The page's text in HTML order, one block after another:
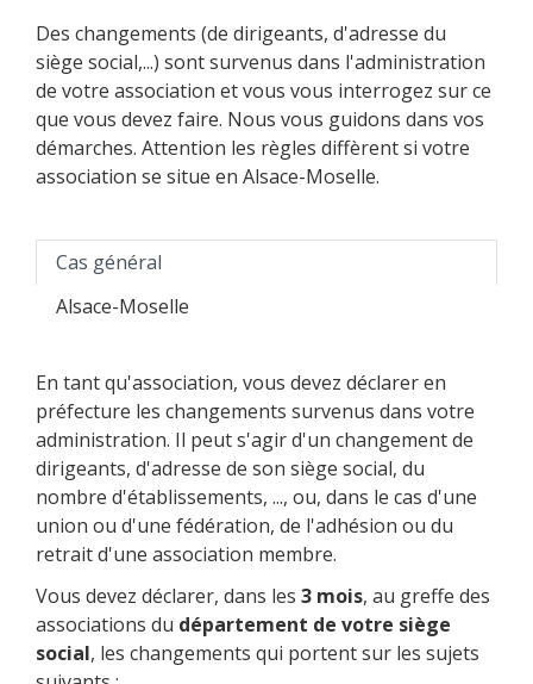
Des changements (de dirigeants, d'adresse du
siège social,...) sont survenus dans l'administration
de votre association et vous vous interrogez sur ce
que vous devez faire. Nous vous guidons dans vos
démarches. Attention les règles diffèrent si votre
association se situe en Alsace-Moselle.
Cas général
Alsace-Moselle
En tant qu'association, vous devez déclarer en
préfecture les changements survenus dans votre
administration. Il peut s'agir d'un changement de
dirigeants, d'adresse de son siège social, du
nombre d'établissements, ..., ou, dans le cas d'une
union ou d'une fédération, de l'adhésion ou du
retrait d'une association membre.
Vous devez déclarer, dans les 3 mois, au greffe des
associations du département de votre siège
social, les changements qui portent sur les sujets